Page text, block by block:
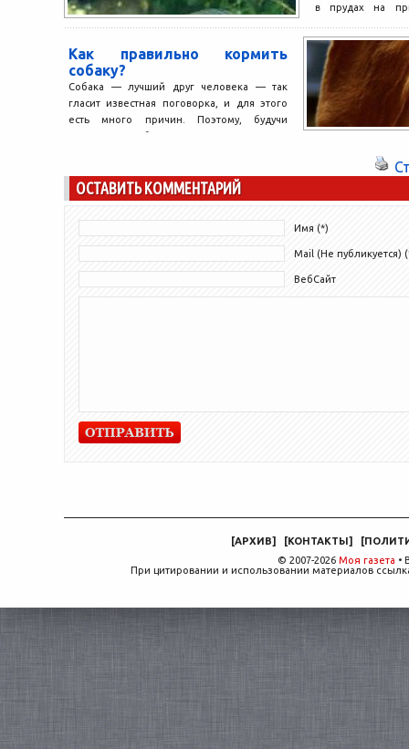
в прудах на
рыбой в...
Как правильно кормить
собаку?
Собака — лучший друг человека — так
гласит известная поговорка, и для этого
есть много причин. Поэтому, будучи
владельцем собаки,...
ОСТАВИТЬ КОММЕНТАРИЙ
Имя (*)
Mail (Не публикуется)
ВебСайт
[АРХИВ] [КОНТАКТЫ] [
© 2007-2026 Моя газета •
При цитировании и использовании материалов